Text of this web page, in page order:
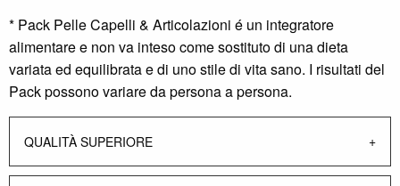
* Pack Pelle Capelli & Articolazioni é un integratore
alimentare e non va inteso come sostituto di una dieta
variata ed equilibrata e di uno stile di vita sano. I risultati del
Pack possono variare da persona a persona.
QUALITÀ SUPERIORE